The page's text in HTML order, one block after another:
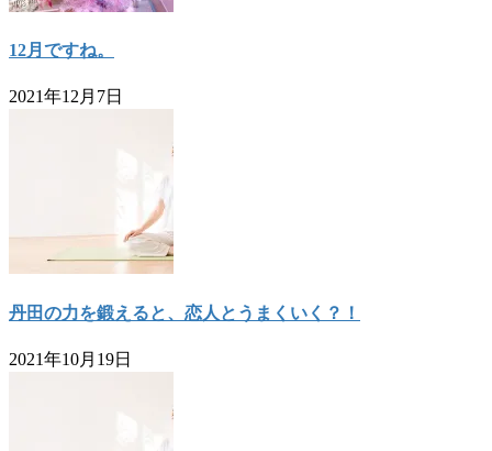
12月ですね。
2021年12月7日
丹田の力を鍛えると、恋人とうまくいく？！
2021年10月19日